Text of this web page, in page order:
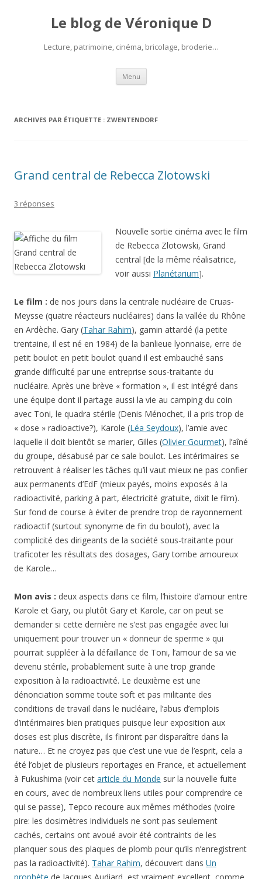
Le blog de Véronique D
Lecture, patrimoine, cinéma, bricolage, broderie…
Menu Aller
contenu
ARCHIVES PAR ÉTIQUETTE : ZWENTENDORF
Grand central de Rebecca Zlotowski
3 réponses
Nouvelle sortie cinéma avec le film
de Rebecca Zlotowski, Grand
central [de la même réalisatrice,
voir aussi Planétarium].
Le film : de nos jours dans la centrale nucléaire de Cruas-
Meysse (quatre réacteurs nucléaires) dans la vallée du Rhône
en Ardèche. Gary (Tahar Rahim), gamin attardé (la petite
trentaine, il est né en 1984) de la banlieue lyonnaise, erre de
petit boulot en petit boulot quand il est embauché sans
grande difficulté par une entreprise sous-traitante du
nucléaire. Après une brève « formation », il est intégré dans
une équipe dont il partage aussi la vie au camping du coin
avec Toni, le quadra stérile (Denis Ménochet, il a pris trop de
« dose » radioactive?), Karole (Léa Seydoux), l’amie avec
laquelle il doit bientôt se marier, Gilles (Olivier Gourmet), l’aîné
du groupe, désabusé par ce sale boulot. Les intérimaires se
retrouvent à réaliser les tâches qu’il vaut mieux ne pas confier
aux permanents d’EdF (mieux payés, moins exposés à la
radioactivité, parking à part, électricité gratuite, dixit le film).
Sur fond de course à éviter de prendre trop de rayonnement
radioactif (surtout synonyme de fin du boulot), avec la
complicité des dirigeants de la société sous-traitante pour
traficoter les résultats des dosages, Gary tombe amoureux
de Karole…
Mon avis : deux aspects dans ce film, l’histoire d’amour entre
Karole et Gary, ou plutôt Gary et Karole, car on peut se
demander si cette dernière ne s’est pas engagée avec lui
uniquement pour trouver un « donneur de sperme » qui
pourrait suppléer à la défaillance de Toni, l’amour de sa vie
devenu stérile, probablement suite à une trop grande
exposition à la radioactivité. Le deuxième est une
dénonciation somme toute soft et pas militante des
conditions de travail dans le nucléaire, l’abus d’emplois
d’intérimaires bien pratiques puisque leur exposition aux
doses est plus discrète, ils finiront par disparaître dans la
nature… Et ne croyez pas que c’est une vue de l’esprit, cela a
été l’objet de plusieurs reportages en France, et actuellement
à Fukushima (voir cet article du Monde sur la nouvelle fuite
en cours, avec de nombreux liens utiles pour comprendre ce
qui se passe), Tepco recoure aux mêmes méthodes (voire
pire: les dosimètres individuels ne sont pas seulement
cachés, certains ont avoué avoir été contraints de les
planquer sous des plaques de plomb pour qu’ils n’enregistrent
pas la radioactivité). Tahar Rahim, découvert dans Un